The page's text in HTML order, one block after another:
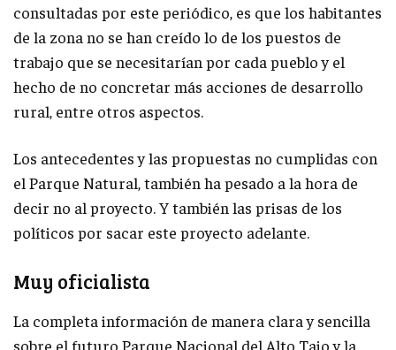
consultadas por este periódico, es que los habitantes
de la zona no se han creído lo de los puestos de
trabajo que se necesitarían por cada pueblo y el
hecho de no concretar más acciones de desarrollo
rural, entre otros aspectos.
Los antecedentes y las propuestas no cumplidas con
el Parque Natural, también ha pesado a la hora de
decir no al proyecto. Y también las prisas de los
políticos por sacar este proyecto adelante.
Muy oficialista
La completa información de manera clara y sencilla
sobre el futuro Parque Nacional del Alto Tajo y la